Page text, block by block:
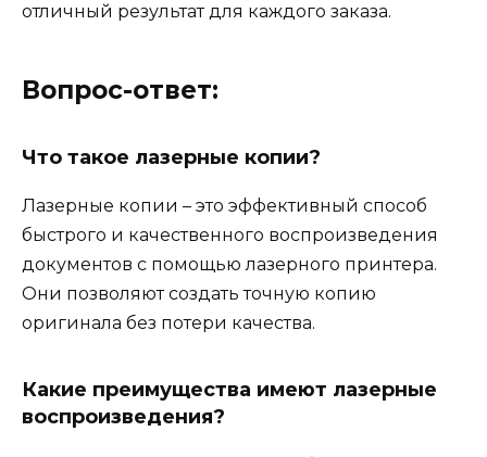
отличный результат для каждого заказа.
Вопрос-ответ:
Что такое лазерные копии?
Лазерные копии – это эффективный способ
быстрого и качественного воспроизведения
документов с помощью лазерного принтера.
Они позволяют создать точную копию
оригинала без потери качества.
Какие преимущества имеют лазерные
воспроизведения?